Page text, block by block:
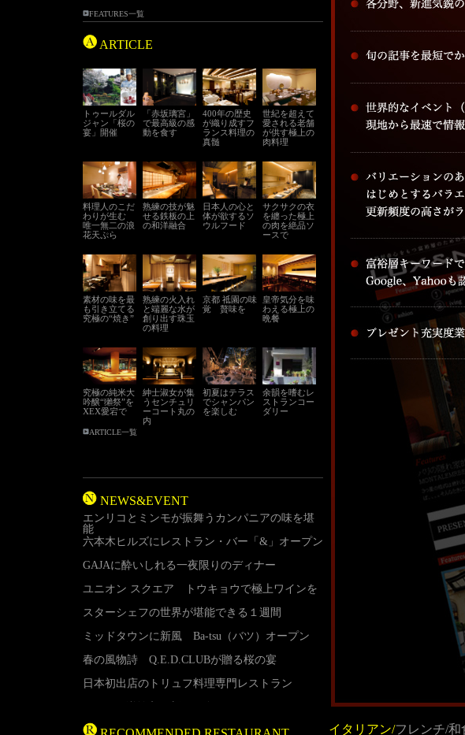
FEATURES一覧
ARTICLE
トゥールダル
ジャン「桜の
宴」開催
「赤坂璃宮」
で最高級の感
動を食す
400年の歴史
が織り成すフ
ランス料理の
真髄
世紀を超えて
愛される老舗
が供す極上の
肉料理
料理人のこだ
わりが生む
唯一無二の浪
花天ぷら
熟練の技が魅
せる鉄板の上
の和洋融合
日本人の心と
体が欲するソ
ウルフード
サクサクの衣
を纏った極上
の肉を絶品ソ
ースで
素材の味を最
も引き立てる
究極の“焼き”
熟練の火入れ
と端麗な水が
創り出す珠玉
の料理
京都 祗園の味
覚 贅味を
皇帝気分を味
わえる極上の
晩餐
究極の純米大
吟醸“獺祭”を
XEX愛宕で
紳士淑女が集
うセンチュリ
ーコート丸の
内
初夏はテラス
でシャンパン
を楽しむ
余韻を嗜むレ
ストランコー
ダリー
ARTICLE一覧
NEWS&EVENT
エンリコとミンモが振舞うカンパニアの味を堪
能
六本木ヒルズにレストラン・バー「&」オープン
GAJAに酔いしれる一夜限りのディナー
ユニオン スクエア トウキョウで極上ワインを
スターシェフの世界が堪能できる１週間
ミッドタウンに新風 Ba-tsu（バツ）オープン
春の風物詩 Q.E.D.CLUBが贈る桜の宴
日本初出店のトリュフ料理専門レストラン
イタリアン/フレンチ/和